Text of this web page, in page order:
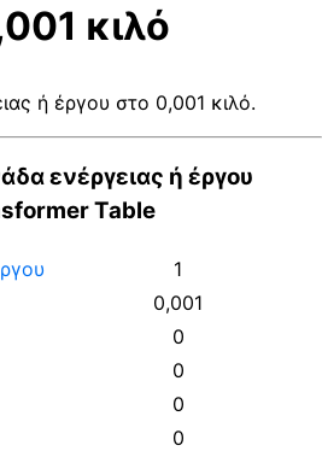
κιλό
ή έργου στο 0,001 κιλό.
ενέργειας ή έργου
Table
1
0,001
0
0
0
0